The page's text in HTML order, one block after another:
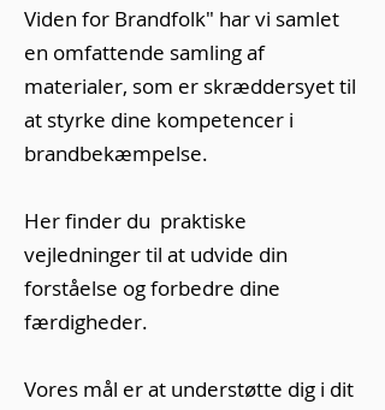
Viden for Brandfolk" har vi samlet
en omfattende samling af
materialer, som er skræddersyet til
at styrke dine kompetencer i
brandbekæmpelse.
Her finder du praktiske
vejledninger til at udvide din
forståelse og forbedre dine
færdigheder.
Vores mål er at understøtte dig i dit